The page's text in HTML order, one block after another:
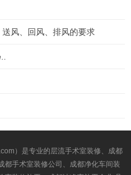
风、回风、排风的要求
）是专业的层流手术室装修、成都
都手术室装修公司、成都净化车间装